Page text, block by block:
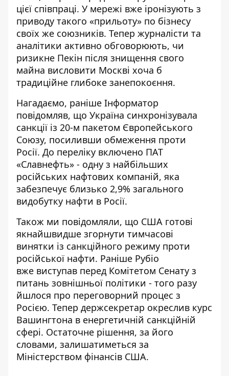
цієї співпраці. У мережі вже іронізують з
приводу такого «прильоту» по бізнесу
своїх же союзників. Тепер журналісти та
аналітики активно обговорюють, чи
ризикне Пекін після знищення свого
майна висловити Москві хоча б
традиційне глибоке занепокоєння.
Нагадаємо, раніше Інформатор
повідомляв, що Україна синхронізувала
санкції із 20-м пакетом Європейського
Союзу, посиливши обмеження проти
Росії. До переліку включено ПАТ
«Славнефть» - одну з найбільших
російських нафтових компаній, яка
забезпечує близько 2,9% загального
видобутку нафти в Росії.
Також ми повідомляли, що США готові
якнайшвидше згорнути тимчасові
винятки із санкційного режиму проти
російської нафти. Раніше Рубіо
вже виступав перед Комітетом Сенату з
питань зовнішньої політики - того разу
йшлося про переговорний процес з
Росією. Тепер держсекретар окреслив курс
Вашингтона в енергетичній санкційній
сфері. Остаточне рішення, за його
словами, залишатиметься за
Міністерством фінансів США.